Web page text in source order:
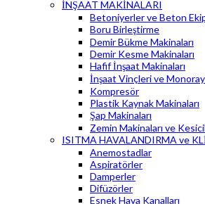
İNŞAAT MAKİNALARI
Betoniyerler ve Beton
Boru Birleştirme
Demir Bükme Makinaları
Demir Kesme Makinaları
Hafif İnşaat Makinaları
İnşaat Vinçleri ve
Kompresör
Plastik Kaynak Makinaları
Şap Makinaları
Zemin Makinaları ve
ISITMA HAVALANDIRMA ve
Anemostadlar
Aspiratörler
Damperler
Difüzörler
Esnek Hava Kanalları